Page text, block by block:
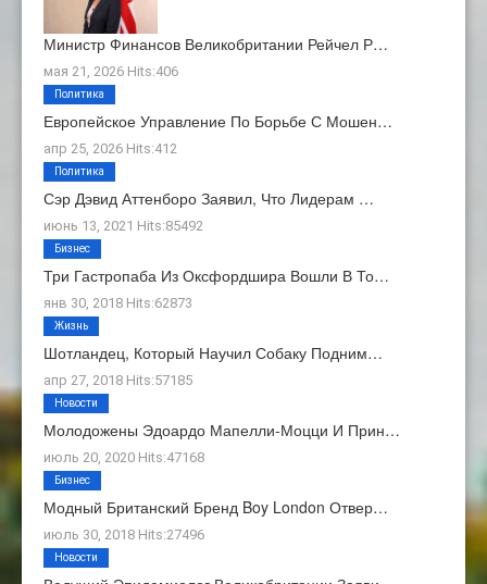
Министр Финансов Великобритании Рейчел Р…
мая 21, 2026 Hits:406
Европейское Управление По Борьбе С Мошен…
апр 25, 2026 Hits:412
Политика
Сэр Дэвид Аттенборо Заявил, Что Лидерам …
июнь 13, 2021 Hits:85492
Политика
Три Гастропаба Из Оксфордшира Вошли В То…
янв 30, 2018 Hits:62873
Бизнес
Шотландец, Который Научил Собаку Подним…
апр 27, 2018 Hits:57185
Жизнь
Молодожены Эдоардо Мапелли-Моцци И Прин…
июль 20, 2020 Hits:47168
Новости
Модный Британский Бренд Boy London Отвер…
июль 30, 2018 Hits:27496
Бизнес
Новости